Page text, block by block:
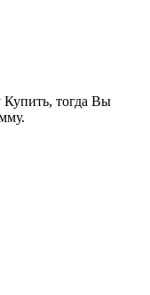
тогда Вы